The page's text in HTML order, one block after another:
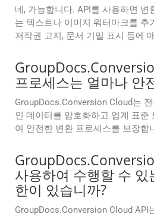
네, 가능합니다. API를 사용하면 변
는 텍스트나 이미지 워터마크를 추
저작권 고지, 문서 기밀 표시 등에
프로세스는 얼마나 안
GroupDocs.Conversion Cloud는
인 데이터를 암호화하고 업계 표준
여 안전한 변환 프로세스를 보장합
사용하여 수행할 수 있
한이 있습니까?
GroupDocs.Conversion Cloud API